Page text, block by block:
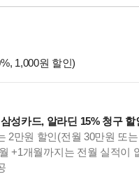
1,000원 할인)
성카드, 알라딘 15% 청구 할
2만원 할인(전월 30만원 또
+1개월까지는 전월 실적이